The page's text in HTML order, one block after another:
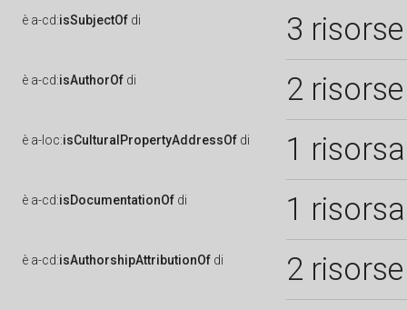
è a-cd:isSubjectOf di 3 risorse
è a-cd:isAuthorOf di 2 risorse
è a-loc:isCulturalPropertyAddressOf di 1 risorsa
è a-cd:isDocumentationOf di 1 risorsa
è a-cd:isAuthorshipAttributionOf di 2 risorse